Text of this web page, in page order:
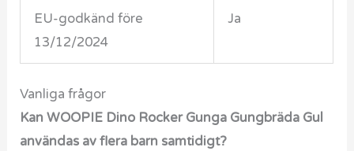
EU-godkänd före
13/12/2024
Ja
Vanliga frågor
Kan WOOPIE Dino Rocker Gunga Gungbräda Gul
användas av flera barn samtidigt?